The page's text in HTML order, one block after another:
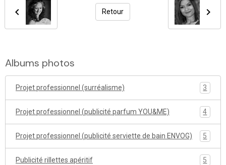
Retour
Albums photos
Projet professionnel (surréalisme) 3
Projet professionnel (publicité parfum YOU&ME) 4
Projet professionnel (publicité serviette de bain ENVOG) 5
Publicité rillettes apéritif 5